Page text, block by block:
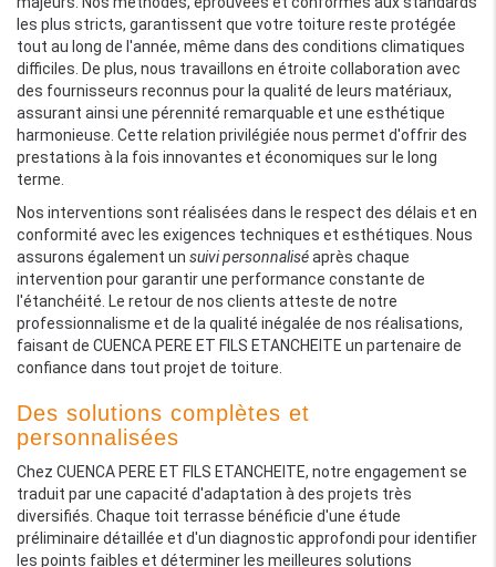
les plus stricts, garantissent que votre toiture reste protégée
tout au long de l'année, même dans des conditions climatiques
difficiles. De plus, nous travaillons en étroite collaboration avec
des fournisseurs reconnus pour la qualité de leurs matériaux,
assurant ainsi une pérennité remarquable et une esthétique
harmonieuse. Cette relation privilégiée nous permet d'offrir des
prestations à la fois innovantes et économiques sur le long
terme.
Nos interventions sont réalisées dans le respect des délais et en
conformité avec les exigences techniques et esthétiques. Nous
assurons également un suivi personnaliséaprès chaque
intervention pour garantir une performance constante de
l'étanchéité. Le retour de nos clients atteste de notre
professionnalisme et de la qualité inégalée de nos réalisations,
faisant de CUENCA PERE ET FILS ETANCHEITE un partenaire de
confiance dans tout projet de toiture.
Des solutions complètes et
personnalisées
Chez CUENCA PERE ET FILS ETANCHEITE, notre engagement se
traduit par une capacité d'adaptation à des projets très
diversifiés. Chaque toit terrasse bénéficie d'une étude
préliminaire détaillée et d'un diagnostic approfondi pour identifier
les points faibles et déterminer les meilleures solutions